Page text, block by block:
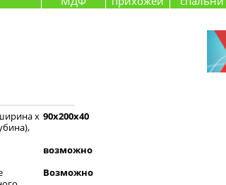
х 90x200x40
возможно
Возможно